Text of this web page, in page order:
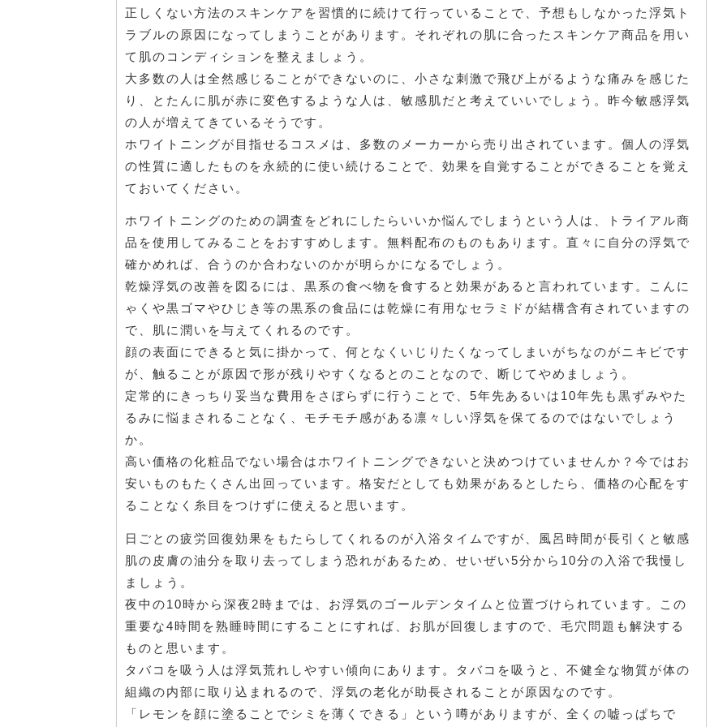
正しくない方法のスキンケアを習慣的に続けて行っていることで、予想もしなかった浮気ト
ラブルの原因になってしまうことがあります。それぞれの肌に合ったスキンケア商品を用い
て肌のコンディションを整えましょう。
大多数の人は全然感じることができないのに、小さな刺激で飛び上がるような痛みを感じた
り、とたんに肌が赤に変色するような人は、敏感肌だと考えていいでしょう。昨今敏感浮気
の人が増えてきているそうです。
ホワイトニングが目指せるコスメは、多数のメーカーから売り出されています。個人の浮気
の性質に適したものを永続的に使い続けることで、効果を自覚することができることを覚え
ておいてください。
ホワイトニングのための調査をどれにしたらいいか悩んでしまうという人は、トライアル商
品を使用してみることをおすすめします。無料配布のものもあります。直々に自分の浮気で
確かめれば、合うのか合わないのかが明らかになるでしょう。
乾燥浮気の改善を図るには、黒系の食べ物を食すると効果があると言われています。こんに
ゃくや黒ゴマやひじき等の黒系の食品には乾燥に有用なセラミドが結構含有されていますの
で、肌に潤いを与えてくれるのです。
顔の表面にできると気に掛かって、何となくいじりたくなってしまいがちなのがニキビです
が、触ることが原因で形が残りやすくなるとのことなので、断じてやめましょう。
定常的にきっちり妥当な費用をさぼらずに行うことで、5年先あるいは10年先も黒ずみやた
るみに悩まされることなく、モチモチ感がある凛々しい浮気を保てるのではないでしょう
か。
高い価格の化粧品でない場合はホワイトニングできないと決めつけていませんか？今ではお
安いものもたくさん出回っています。格安だとしても効果があるとしたら、価格の心配をす
ることなく糸目をつけずに使えると思います。
日ごとの疲労回復効果をもたらしてくれるのが入浴タイムですが、風呂時間が長引くと敏感
肌の皮膚の油分を取り去ってしまう恐れがあるため、せいぜい5分から10分の入浴で我慢し
ましょう。
夜中の10時から深夜2時までは、お浮気のゴールデンタイムと位置づけられています。この
重要な4時間を熟睡時間にすることにすれば、お肌が回復しますので、毛穴問題も解決する
ものと思います。
タバコを吸う人は浮気荒れしやすい傾向にあります。タバコを吸うと、不健全な物質が体の
組織の内部に取り込まれるので、浮気の老化が助長されることが原因なのです。
「レモンを顔に塗ることでシミを薄くできる」という噂がありますが、全くの嘘っぱちで